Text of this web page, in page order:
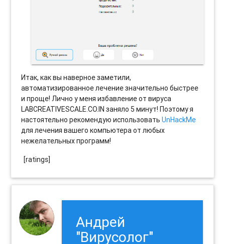
Итак, как вы наверное заметили,
автоматизированное лечение значительно быстрее
и проще! Лично у меня избавление от вируса
LABCREATIVESCALE.CO.IN заняло 5 минут! Поэтому я
настоятельно рекомендую использоватьUnHackMe
для лечения вашего компьютера от любых
нежелательных программ!
[ratings]
Андрей
"Вирусолог"